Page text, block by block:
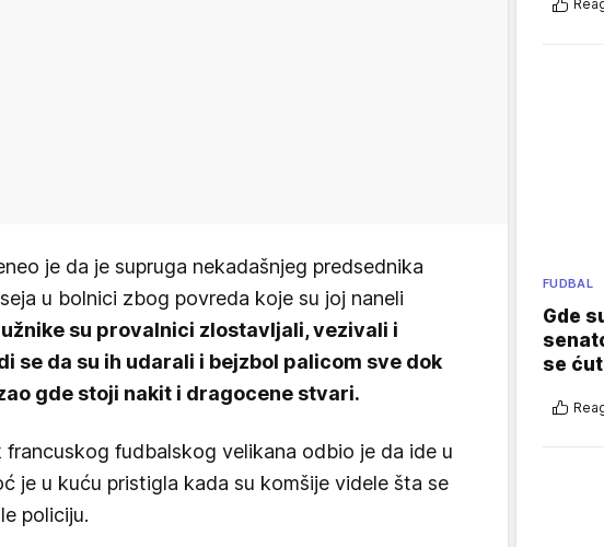
je da je supruga nekadašnjeg predsednika
u bolnici zbog povreda koje su joj naneli
su provalnici zlostavljali, vezivali i
se da su ih udarali i bejzbol palicom sve dok
gde stoji nakit i dragocene stvari.
francuskog fudbalskog velikana odbio je da ide u
je u kuću pristigla kada su komšije videle šta se
policiju.
FUDBAL
Gde
se